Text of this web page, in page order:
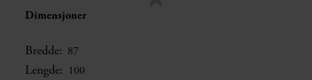
Dimensjoner
Bredde: 87
Lengde: 100